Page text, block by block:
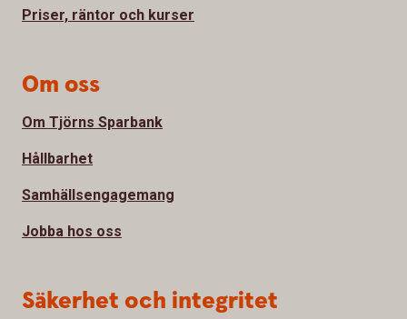
Priser, räntor och kurser
Om oss
Om Tjörns Sparbank
Hållbarhet
Samhällsengagemang
Jobba hos oss
Säkerhet och integritet